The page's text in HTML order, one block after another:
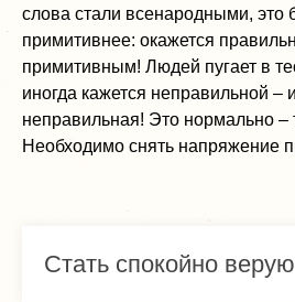
слова стали всенародными, это
примитивнее: окажется
примитивным! Людей пугает в
иногда кажется неправильной –
неправильная! Это нормально –
Необходимо снять напряжение
Стать спокойно